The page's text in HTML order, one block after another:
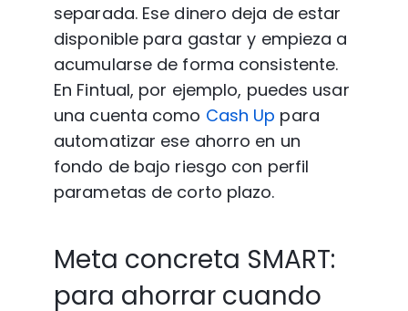
separada. Ese dinero deja de estar
disponible para gastar y empieza a
acumularse de forma consistente.
En Fintual, por ejemplo, puedes usar
una cuenta como Cash Up para
automatizar ese ahorro en un
fondo de bajo riesgo con perfil
parametas de corto plazo.
Meta concreta SMART:
para ahorrar cuando